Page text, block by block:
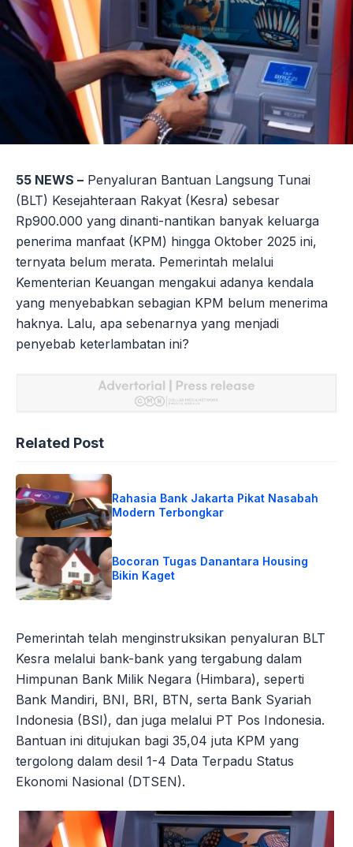
55 NEWS – Penyaluran Bantuan Langsung Tunai
(BLT) Kesejahteraan Rakyat (Kesra) sebesar
Rp900.000 yang dinanti-nantikan banyak keluarga
penerima manfaat (KPM) hingga Oktober 2025 ini,
ternyata belum merata. Pemerintah melalui
Kementerian Keuangan mengakui adanya kendala
yang menyebabkan sebagian KPM belum menerima
haknya. Lalu, apa sebenarnya yang menjadi
penyebab keterlambatan ini?
Related Post
Rahasia Bank Jakarta Pikat Nasabah
Modern Terbongkar
Bocoran Tugas Danantara Housing
Bikin Kaget
Pemerintah telah menginstruksikan penyaluran BLT
Kesra melalui bank-bank yang tergabung dalam
Himpunan Bank Milik Negara (Himbara), seperti
Bank Mandiri, BNI, BRI, BTN, serta Bank Syariah
Indonesia (BSI), dan juga melalui PT Pos Indonesia.
Bantuan ini ditujukan bagi 35,04 juta KPM yang
tergolong dalam desil 1-4 Data Terpadu Status
Ekonomi Nasional (DTSEN).